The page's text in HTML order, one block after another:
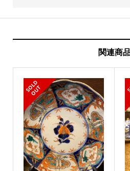
関連商
S
O
L
D
O
U
T